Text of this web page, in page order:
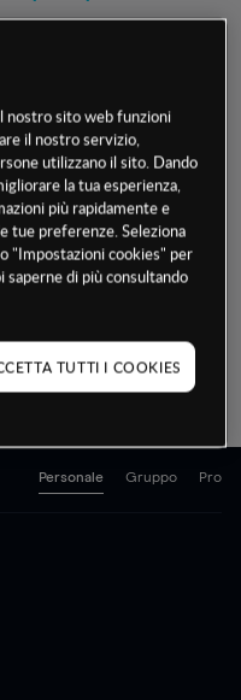
di strumenti
sul
coppia di
diversificare il
di attività come
nostra libreria di
Begin
typing
results.
Personale Gruppo Pro
nostro sito web funzioni
il nostro servizio,
utilizzano il sito. Dando
la tua esperienza,
più rapidamente e
tue preferenze. Seleziona
"Impostazioni cookies" per
di più consultando
TUTTI I COOKIES